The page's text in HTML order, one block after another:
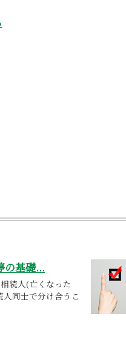
の基礎...
続人(亡くなった
同士で分け合うこ